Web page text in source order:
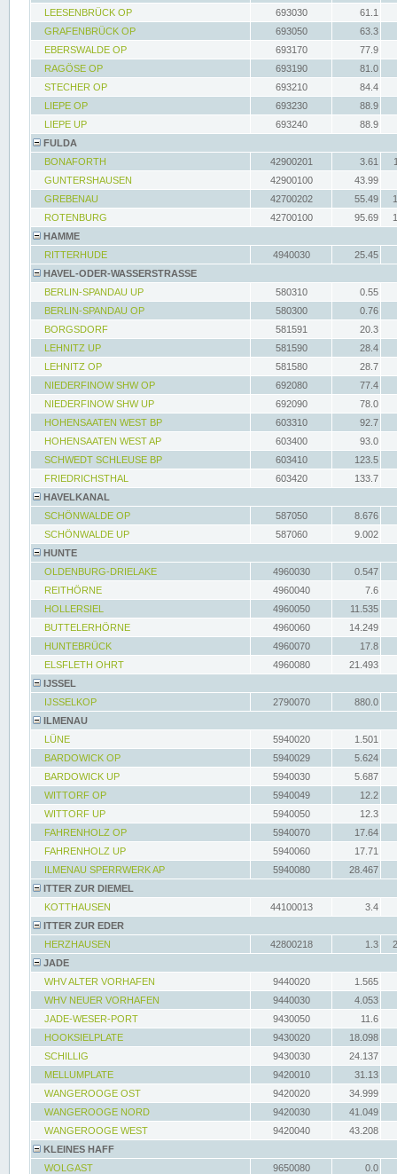
LEESENBRÜCK OP
693030
61.1
GRAFENBRÜCK OP
693050
63.3
EBERSWALDE OP
693170
77.9
RAGÖSE OP
693190
81.0
STECHER OP
693210
84.4
LIEPE OP
693230
88.9
LIEPE UP
693240
88.9
FULDA
BONAFORTH
42900201 3.61
GUNTERSHAUSEN
42900100
43.99
GREBENAU
42700202 55.49
ROTENBURG
42700100 95.69
HAMME
RITTERHUDE
4940030
25.45
HAVEL-ODER-WASSERSTRASSE
BERLIN-SPANDAU UP
580310
0.55
BERLIN-SPANDAU OP
580300
0.76
BORGSDORF
581591
20.3
LEHNITZ UP
581590
28.4
LEHNITZ OP
581580
28.7
NIEDERFINOW SHW OP
692080
77.4
NIEDERFINOW SHW UP
692090
78.0
HOHENSAATEN WEST BP
603310
92.7
HOHENSAATEN WEST AP
603400
93.0
SCHWEDT SCHLEUSE BP
603410
123.5
FRIEDRICHSTHAL
603420
133.7
HAVELKANAL
SCHÖNWALDE OP
587050
8.676
SCHÖNWALDE UP
587060
9.002
HUNTE
OLDENBURG-DRIELAKE
4960030
0.547
REITHÖRNE
4960040
7.6
HOLLERSIEL
4960050
11.535
BUTTELERHÖRNE
4960060
14.249
HUNTEBRÜCK
4960070
17.8
ELSFLETH OHRT
4960080
21.493
IJSSEL
IJSSELKOP
2790070
880.0
ILMENAU
LÜNE
5940020
1.501
BARDOWICK OP
5940029
5.624
BARDOWICK UP
5940030
5.687
WITTORF OP
5940049
12.2
WITTORF UP
5940050
12.3
FAHRENHOLZ OP
5940070
17.64
FAHRENHOLZ UP
5940060
17.71
ILMENAU SPERRWERK AP
5940080
28.467
ITTER ZUR DIEMEL
KOTTHAUSEN
44100013
3.4
ITTER ZUR EDER
HERZHAUSEN
42800218 1.3
JADE
WHV ALTER VORHAFEN
9440020
1.565
WHV NEUER VORHAFEN
9440030
4.053
JADE-WESER-PORT
9430050
11.6
HOOKSIELPLATE
9430020
18.098
SCHILLIG
9430030
24.137
MELLUMPLATE
9420010
31.13
WANGEROOGE OST
9420020
34.999
WANGEROOGE NORD
9420030
41.049
WANGEROOGE WEST
9420040
43.208
KLEINES HAFF
WOLGAST
9650080
0.0